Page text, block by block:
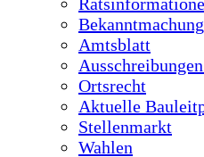
Amtsblatt
Ortsrecht
Aktuelle
Stellenmarkt
Wahlen